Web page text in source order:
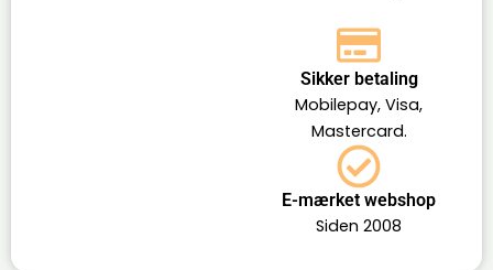
Sikker betaling
Mobilepay, Visa,
Mastercard.
E-mærket webshop
Siden 2008